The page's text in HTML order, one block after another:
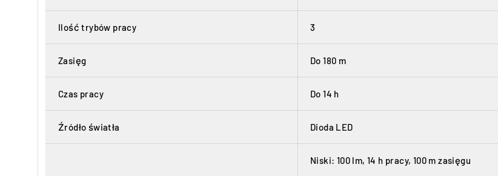
Ilość trybów pracy 3
Zasięg Do 180 m
Czas pracy Do 14 h
Źródło światła Dioda LED
Niski: 100 lm, 14 h pracy, 100 m zasięgu